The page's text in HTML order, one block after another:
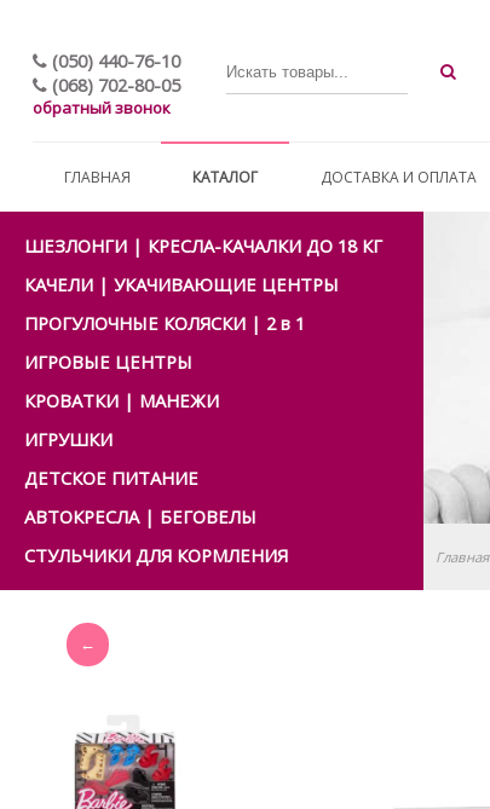
(050) 440-76-10
(068) 702-80-05
обратный звонок
ГЛАВНАЯ КАТАЛОГ ДОСТАВКА И ОПЛАТА
ШЕЗЛОНГИ | КРЕСЛА-КАЧАЛКИ ДО 18 КГ
КАЧЕЛИ | УКАЧИВАЮЩИЕ ЦЕНТРЫ
ПРОГУЛОЧНЫЕ КОЛЯСКИ | 2 в 1
ИГРОВЫЕ ЦЕНТРЫ
КРОВАТКИ | МАНЕЖИ
ИГРУШКИ
ДЕТСКОЕ ПИТАНИЕ
АВТОКРЕСЛА | БЕГОВЕЛЫ
СТУЛЬЧИКИ ДЛЯ КОРМЛЕНИЯ
Главная